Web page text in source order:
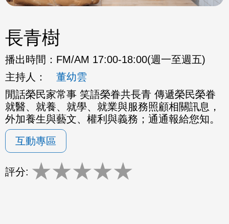
長青樹
播出時間： FM/AM 17:00-18:00(週一至週五)
主持人：
董幼雲
閒話榮民家常事 笑語榮眷共長青 傳遞榮民榮眷
就醫、就養、就學、就業與服務照顧相關訊息，
外加養生與藝文、權利與義務；通通報給您知。
互動專區
評分: ★★★★★